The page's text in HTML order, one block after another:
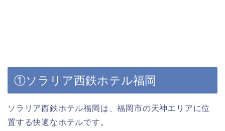
①ソラリア西鉄ホテル福岡
ソラリア西鉄ホテル福岡は、福岡市の天神エリアに位
置する快適なホテルです。